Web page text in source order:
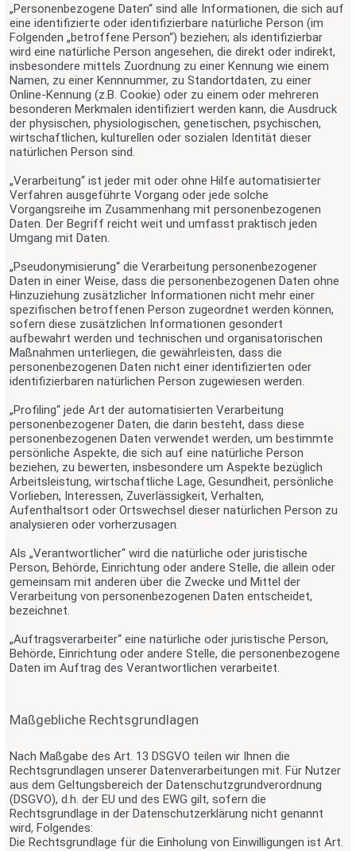
„Personenbezogene Daten“ sind alle Informationen, die sich auf
eine identifizierte oder identifizierbare natürliche Person (im
Folgenden „betroffene Person“) beziehen; als identifizierbar
wird eine natürliche Person angesehen, die direkt oder indirekt,
insbesondere mittels Zuordnung zu einer Kennung wie einem
Namen, zu einer Kennnummer, zu Standortdaten, zu einer
Online-Kennung (z.B. Cookie) oder zu einem oder mehreren
besonderen Merkmalen identifiziert werden kann, die Ausdruck
der physischen, physiologischen, genetischen, psychischen,
wirtschaftlichen, kulturellen oder sozialen Identität dieser
natürlichen Person sind.
„Verarbeitung“ ist jeder mit oder ohne Hilfe automatisierter
Verfahren ausgeführte Vorgang oder jede solche
Vorgangsreihe im Zusammenhang mit personenbezogenen
Daten. Der Begriff reicht weit und umfasst praktisch jeden
Umgang mit Daten.
„Pseudonymisierung“ die Verarbeitung personenbezogener
Daten in einer Weise, dass die personenbezogenen Daten ohne
Hinzuziehung zusätzlicher Informationen nicht mehr einer
spezifischen betroffenen Person zugeordnet werden können,
sofern diese zusätzlichen Informationen gesondert
aufbewahrt werden und technischen und organisatorischen
Maßnahmen unterliegen, die gewährleisten, dass die
personenbezogenen Daten nicht einer identifizierten oder
identifizierbaren natürlichen Person zugewiesen werden.
„Profiling“ jede Art der automatisierten Verarbeitung
personenbezogener Daten, die darin besteht, dass diese
personenbezogenen Daten verwendet werden, um bestimmte
persönliche Aspekte, die sich auf eine natürliche Person
beziehen, zu bewerten, insbesondere um Aspekte bezüglich
Arbeitsleistung, wirtschaftliche Lage, Gesundheit, persönliche
Vorlieben, Interessen, Zuverlässigkeit, Verhalten,
Aufenthaltsort oder Ortswechsel dieser natürlichen Person zu
analysieren oder vorherzusagen.
Als „Verantwortlicher“ wird die natürliche oder juristische
Person, Behörde, Einrichtung oder andere Stelle, die allein oder
gemeinsam mit anderen über die Zwecke und Mittel der
Verarbeitung von personenbezogenen Daten entscheidet,
bezeichnet.
„Auftragsverarbeiter“ eine natürliche oder juristische Person,
Behörde, Einrichtung oder andere Stelle, die personenbezogene
Daten im Auftrag des Verantwortlichen verarbeitet.
Maßgebliche Rechtsgrundlagen
Nach Maßgabe des Art. 13 DSGVO teilen wir Ihnen die
Rechtsgrundlagen unserer Datenverarbeitungen mit. Für Nutzer
aus dem Geltungsbereich der Datenschutzgrundverordnung
(DSGVO), d.h. der EU und des EWG gilt, sofern die
Rechtsgrundlage in der Datenschutzerklärung nicht genannt
wird, Folgendes:
Die Rechtsgrundlage für die Einholung von Einwilligungen ist Art.